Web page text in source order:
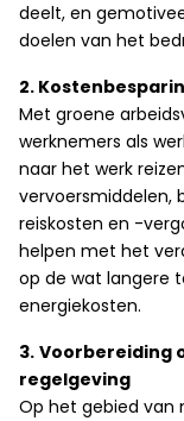
deelt, en
doelen van het
2.
Met groene
werknemers als
naar het werk
vervoersmiddelen,
reiskosten en -
helpen met het
op de wat langere
energiekosten.
3. Voorbereiding
regelgeving
Op het gebied van